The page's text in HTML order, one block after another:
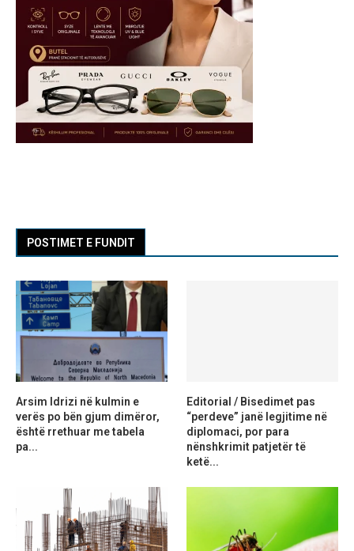
POSTIMET E FUNDIT
Arsim Idrizi në kulmin e
verës po bën gjum dimëror,
është rrethuar me tabela
pa...
Editorial / Bisedimet pas
“perdeve” janë legjitime në
diplomaci, por para
nënshkrimit patjetër të
ketë...